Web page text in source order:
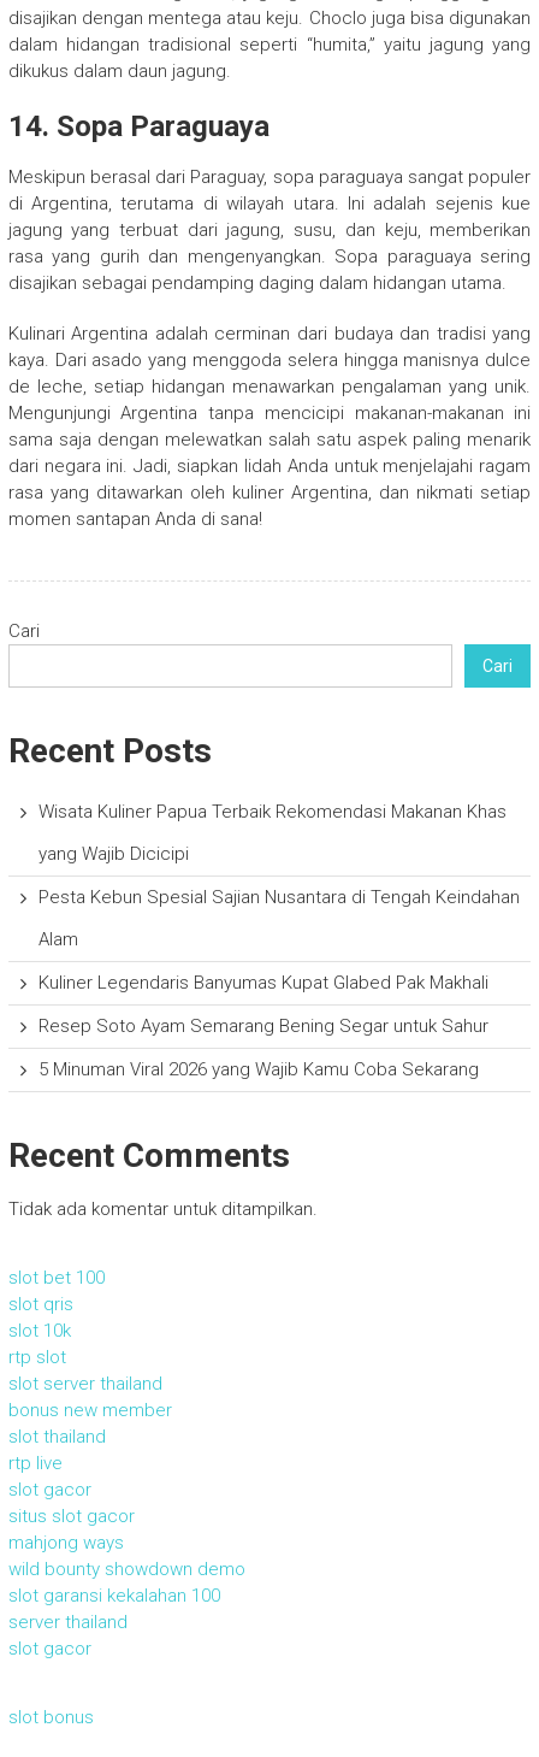
disajikan dengan mentega atau keju. Choclo juga bisa digunakan
dalam hidangan tradisional seperti “humita,” yaitu jagung yang
dikukus dalam daun jagung.
14. Sopa Paraguaya
Meskipun berasal dari Paraguay, sopa paraguaya sangat populer
di Argentina, terutama di wilayah utara. Ini adalah sejenis kue
jagung yang terbuat dari jagung, susu, dan keju, memberikan
rasa yang gurih dan mengenyangkan. Sopa paraguaya sering
disajikan sebagai pendamping daging dalam hidangan utama.
Kulinari Argentina adalah cerminan dari budaya dan tradisi yang
kaya. Dari asado yang menggoda selera hingga manisnya dulce
de leche, setiap hidangan menawarkan pengalaman yang unik.
Mengunjungi Argentina tanpa mencicipi makanan-makanan ini
sama saja dengan melewatkan salah satu aspek paling menarik
dari negara ini. Jadi, siapkan lidah Anda untuk menjelajahi ragam
rasa yang ditawarkan oleh kuliner Argentina, dan nikmati setiap
momen santapan Anda di sana!
Cari
Cari
Recent Posts
Wisata Kuliner Papua Terbaik Rekomendasi Makanan Khas
yang Wajib Dicicipi
Pesta Kebun Spesial Sajian Nusantara di Tengah Keindahan
Alam
Kuliner Legendaris Banyumas Kupat Glabed Pak Makhali
Resep Soto Ayam Semarang Bening Segar untuk Sahur
5 Minuman Viral 2026 yang Wajib Kamu Coba Sekarang
Recent Comments
Tidak ada komentar untuk ditampilkan.
slot bet 100
slot qris
slot 10k
rtp slot
slot server thailand
bonus new member
slot thailand
rtp live
slot gacor
situs slot gacor
mahjong ways
wild bounty showdown demo
slot garansi kekalahan 100
server thailand
slot gacor
slot bonus